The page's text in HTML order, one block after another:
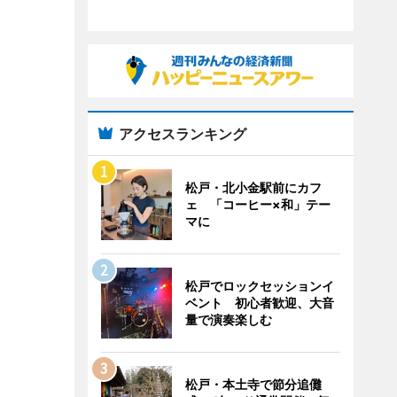
アクセスランキング
松戸・北小金駅前にカフ
ェ 「コーヒー×和」テー
マに
松戸でロックセッションイ
ベント 初心者歓迎、大音
量で演奏楽しむ
松戸・本土寺で節分追儺